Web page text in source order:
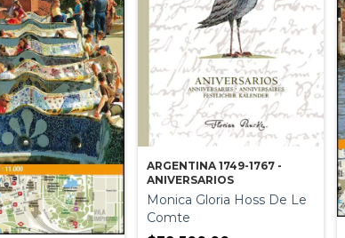
ARGENTINA 1749-1767 -
ANIVERSARIOS
Monica Gloria Hoss De Le
Comte